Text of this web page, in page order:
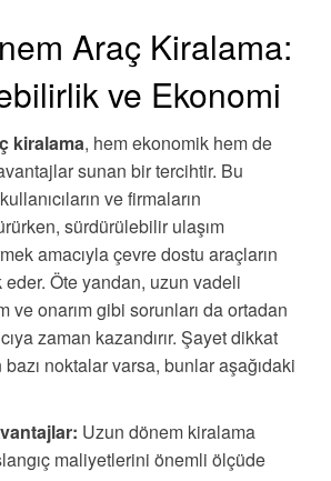
Araç Kiralama:
ve Ekonomi
kiralama, hem ekonomik hem de
sunan bir tercihtir. Bu
ve firmaların
sürdürülebilir ulaşım
amacıyla çevre dostu araçların
eder. Öte yandan, uzun vadeli
ve onarım gibi sorunları da ortadan
zaman kazandırır. Şayet dikkat
noktalar varsa, bunlar aşağıdaki
Uzun dönem kiralama
maliyetlerini önemli ölçüde